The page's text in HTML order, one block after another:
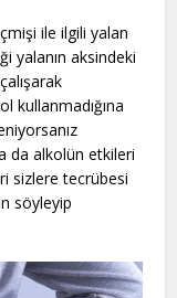
ile ilgili yalan
yalanın aksindeki
kullanmadığına
da alkolün etkileri
sizlere tecrübesi
söyleyip